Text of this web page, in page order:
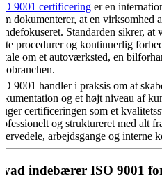
9001 certificering er en
dokumenterer, at en virksomhed
Standarden sikrer, at
procedurer og kontinuerlig
tale om et autoværksted, en
9001 handler i praksis om at
og et højt niveau af
certificeringen som et
og struktureret med alt
arbejdsgange og interne
indebærer ISO 9001